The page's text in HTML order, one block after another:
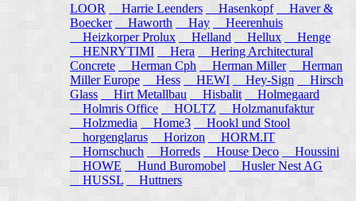
LOOR
Harrie Leenders Hasenkopf
Haver &
Boecker
Haworth Hay
Heerenhuis
Heizkorper Prolux
Helland Hellux
Henge
HENRYTIMI
Hera
Hering Architectural
Concrete
Herman Cph Herman Miller
Herman
Miller Europe
Hess HEWI Hey-Sign
Hirsch
Glass
Hirt Metallbau Hisbalit
Holmegaard
Holmris Office
HOLTZ
Holzmanufaktur
Holzmedia
Home3
Hookl und Stool
horgenglarus
Horizon
HORM.IT
Hornschuch
Horreds House Deco
Houssini
HOWE
Hund Buromobel
Husler Nest AG
HUSSL
Huttners